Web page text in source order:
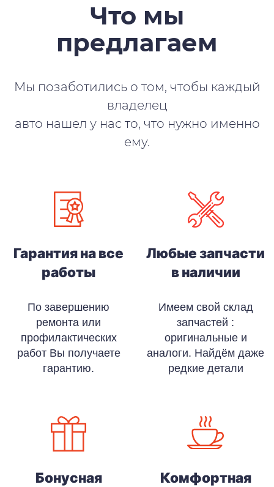
Что мы
предлагаем
Мы позаботились о том, чтобы каждый
владелец
авто нашел у нас то, что нужно именно
ему.
Гарантия на все
работы
По завершению
ремонта или
профилактических
работ Вы получаете
гарантию.
Бонусная
Любые запчасти
в наличии
Имеем свой склад
запчастей :
оригинальные и
аналоги. Найдём даже
редкие детали
Комфортная